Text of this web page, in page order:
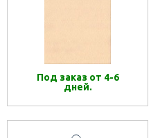
Под заказ от 4-6
дней.